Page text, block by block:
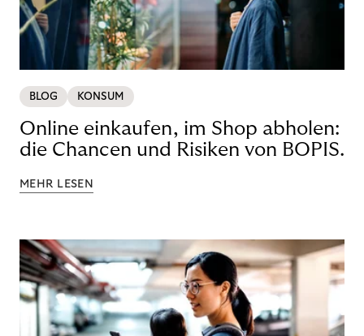
BLOG KONSUM
Online einkaufen, im Shop abholen:
die Chancen und Risiken von BOPIS.
MEHR LESEN